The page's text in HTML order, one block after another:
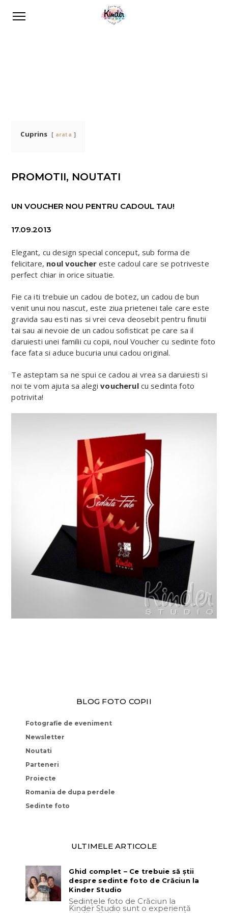
Cuprins arata
PROMOTII, NOUTATI
UN VOUCHER NOU PENTRU CADOUL TAU!
17.09.2013
Elegant, cu design special conceput, sub forma de
felicitare, noul voucher este cadoul care se potriveste
perfect chiar in orice situatie.
Fie ca iti trebuie un cadou de botez, un cadou de bun
venit unui nou nascut, este ziua prietenei tale care este
gravida sau esti nas si vrei ceva deosebit pentru finutii
tai sau ai nevoie de un cadou sofisticat pe care sa il
daruiesti unei familii cu copii, noul Voucher cu sedinte foto
face fata si aduce bucuria unui cadou original.
Te asteptam sa ne spui ce cadou ai vrea sa daruiesti si
noi te vom ajuta sa alegivoucherulcu sedinta foto
potrivita!
BLOG FOTO COPII
Fotografie de eveniment
Newsletter
Noutati
Parteneri
Proiecte
Romania de dupa perdele
Sedinte foto
ULTIMELE ARTICOLE
Ghid complet – Ce trebuie să știi
despre sedinte foto de Crăciun la
Kinder Studio
Ședințele foto de Crăciun la
Kinder Studio sunt o experiență